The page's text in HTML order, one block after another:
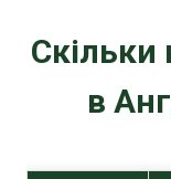
Скільки
в